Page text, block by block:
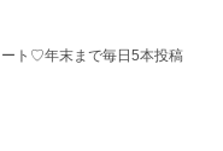
ト♡年末まで毎日5本投稿